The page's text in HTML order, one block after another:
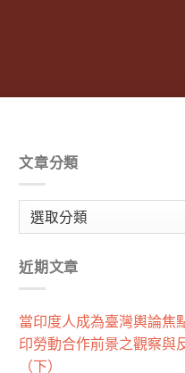
文章分類
章
類
近期文章
當印度人成為臺灣輿論焦
印勞動合作前景之觀察與
（下）